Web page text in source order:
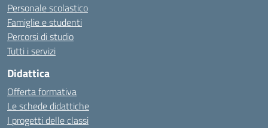
Personale scolastico
Famiglie e studenti
Percorsi di studio
Tutti i servizi
Didattica
Offerta formativa
Le schede didattiche
I progetti delle classi